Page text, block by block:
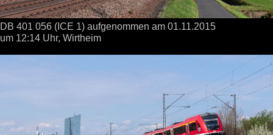
DB 401 056 (ICE 1) aufgenommen am 01.11.2015
um 12:14 Uhr, Wirtheim